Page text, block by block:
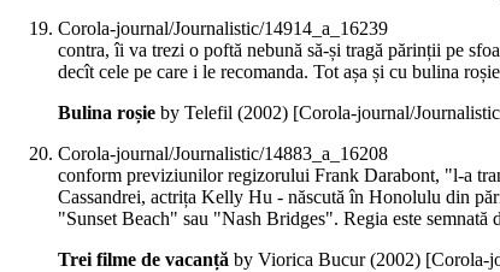
Corola-journal/Journalistic/14914_a_16239
contra, îi va trezi o poftă nebună să-și tragă părinții pe
decît cele pe care i le recomanda. Tot așa și cu bulina
Bulina roșie by Telefil (2002) [Corola-journal/
Corola-journal/Journalistic/14883_a_16208
conform previziunilor regizorului Frank Darabont, "l-a
Cassandrei, actrița Kelly Hu - născută în Honolulu din
"Sunset Beach" sau "Nash Bridges". Regia este
Trei filme de vacanță by Viorica Bucur (2002) [Corola-